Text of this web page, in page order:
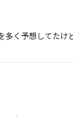
く予想してたけ